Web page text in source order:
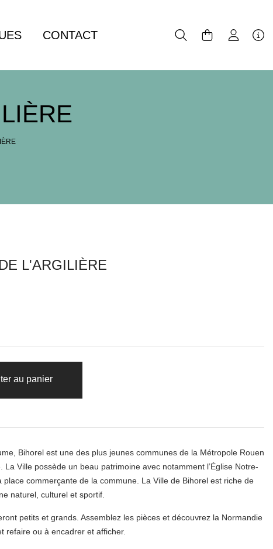
CONTACT
L'ARGILIÈRE
au panier
Bihorel est une des plus jeunes communes de la Métropole Rouen
La Ville possède un beau patrimoine avec notamment l’Église Notre-
place commerçante de la commune. La Ville de Bihorel est riche de
naturel, culturel et sportif.
petits et grands. Assemblez les pièces et découvrez la Normandie
refaire ou à encadrer et afficher.